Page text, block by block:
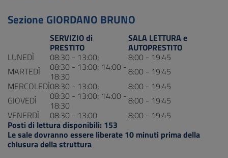
Sezione GIORDANO BRUNO
SERVIZIO di
PRESTITO
SALA LETTURA e
AUTOPRESTITO
LUNEDÌ 08:30 - 13:00;
8:00 - 19:45
MARTEDÌ
08:30 - 13:00; 14:00 -
18:30
8:00 - 19:45
MERCOLEDÌ08:30 - 13:00;
8:00 - 19:45
GIOVEDÌ
08:30 - 13:00; 14:00 -
18:30
8:00 - 19:45
VENERDÌ
08:30 - 13:00 8:00 - 19:45
Posti di lettura disponibili: 153
Le sale dovranno essere liberate 10 minuti prima della
chiusura della struttura